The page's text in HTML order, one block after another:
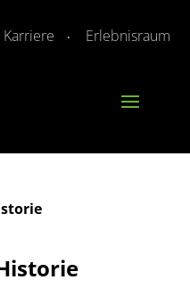
Karriere Erlebnisraum